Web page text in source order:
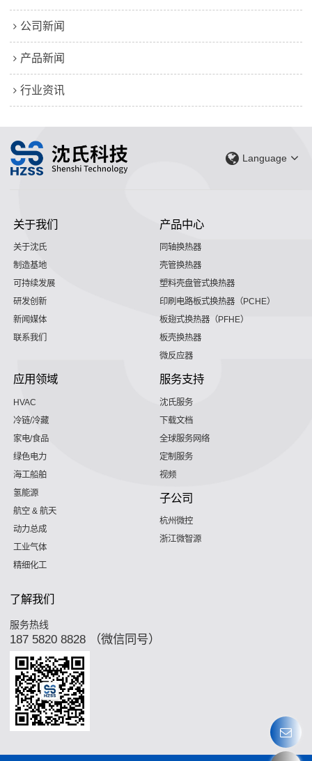
公司新闻
产品新闻
行业资讯
Language
关于我们
关于沈氏
制造基地
可持续发展
研发创新
新闻媒体
联系我们
产品中心
同轴换热器
壳管换热器
塑料壳盘管式换热器
印刷电路板式换热器（PCHE）
板翅式换热器（PFHE）
板壳换热器
微反应器
应用领域
HVAC
冷链/冷藏
家电/食品
绿色电力
海工船舶
氢能源
航空 & 航天
动力总成
工业气体
精细化工
服务支持
沈氏服务
下载文档
全球服务网络
定制服务
视频
子公司
杭州微控
浙江微智源
了解我们
服务热线
187 5820 8828 （微信同号）